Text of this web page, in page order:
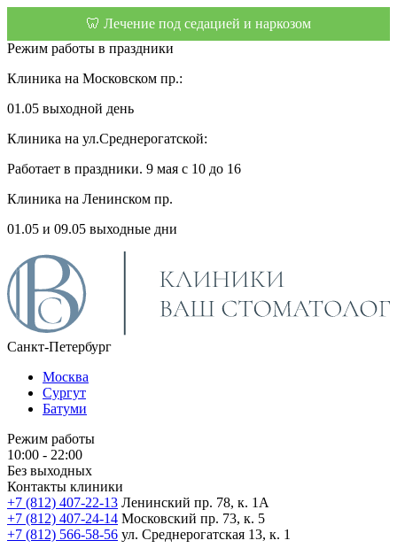
🦷 Лечение под седацией и наркозом
Режим работы в праздники
Клиника на Московском пр.:
01.05 выходной день
Клиника на ул.Среднерогатской:
Работает в праздники. 9 мая с 10 до 16
Клиника на Ленинском пр.
01.05 и 09.05 выходные дни
Санкт-Петербург
Москва
Сургут
Батуми
Режим работы
10:00 - 22:00
Без выходных
Контакты клиники
+7 (812) 407-22-13 Ленинский пр. 78, к. 1А
+7 (812) 407-24-14 Московский пр. 73, к. 5
+7 (812) 566-58-56 ул. Среднерогатская 13, к. 1